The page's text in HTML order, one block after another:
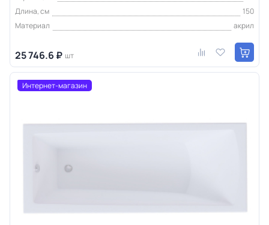
Длина, см
150
Материал
акрил
25 746.6 ₽ шт
Интернет-магазин